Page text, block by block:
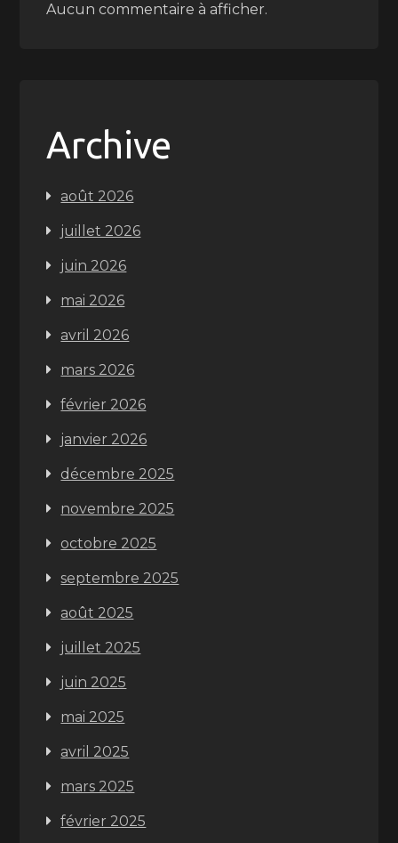
Aucun commentaire à afficher.
Archive
août 2026
juillet 2026
juin 2026
mai 2026
avril 2026
mars 2026
février 2026
janvier 2026
décembre 2025
novembre 2025
octobre 2025
septembre 2025
août 2025
juillet 2025
juin 2025
mai 2025
avril 2025
mars 2025
février 2025